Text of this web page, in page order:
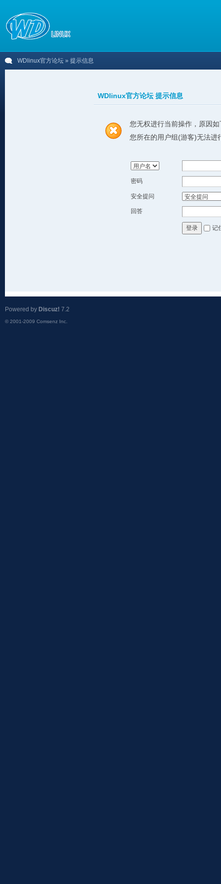
WDlinux官方论坛 » 提示信息
WDlinux官方论坛 提示信息
您无权进行当前操作，原因如
您所在的用户组(游客)无法进
密码
安全提问
回答
登录 记
Powered by Discuz! 7.2
© 2001-2009 Comsenz Inc.